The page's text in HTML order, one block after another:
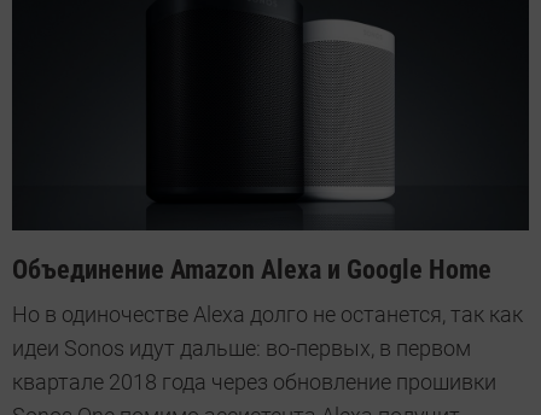
Объединение Amazon Alexa и Google Home
Но в одиночестве Alexa долго не останется, так как
идеи Sonos идут дальше: во-первых, в первом
квартале 2018 года через обновление прошивки